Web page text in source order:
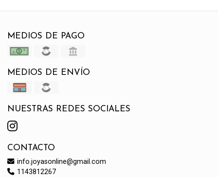
MEDIOS DE PAGO
MEDIOS DE ENVÍO
NUESTRAS REDES SOCIALES
CONTACTO
info.joyasonline@gmail.com
1143812267